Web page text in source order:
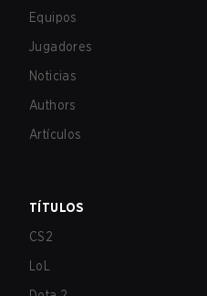
Equipos
Jugadores
Noticias
Authors
Artículos
TÍTULOS
CS2
LoL